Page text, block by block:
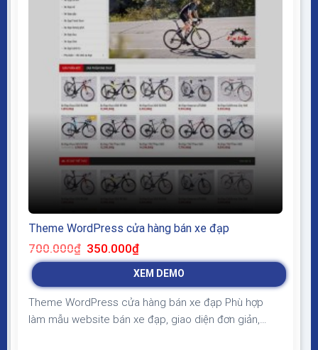
Theme WordPress cửa hàng bán xe đạp
700.000₫ Giá
gốc
là:
350.000₫Giá
tại
là:
XEM DEMO
Theme WordPress cửa hàng bán xe đạp Phù hợp
làm mẫu website bán xe đạp, giao diện đơn giản,